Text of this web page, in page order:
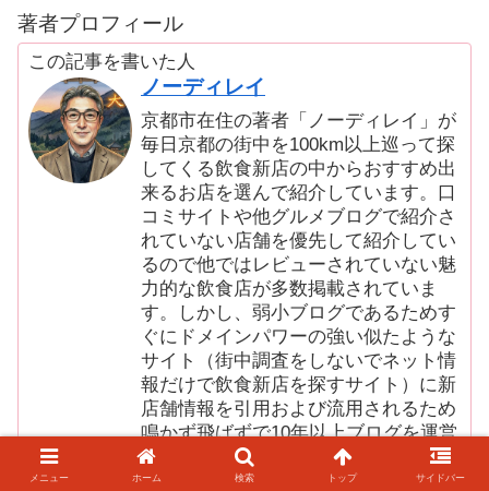
著者プロフィール
この記事を書いた人
ノーディレイ
京都市在住の著者「ノーディレイ」が
毎日京都の街中を100km以上巡って探
してくる飲食新店の中からおすすめ出
来るお店を選んで紹介しています。口
コミサイトや他グルメブログで紹介さ
れていない店舗を優先して紹介してい
るので他ではレビューされていない魅
力的な飲食店が多数掲載されていま
す。しかし、弱小ブログであるためす
ぐにドメインパワーの強い似たような
サイト（街中調査をしないでネット情
報だけで飲食新店を探すサイト）に新
店舗情報を引用および流用されるため
鳴かず飛ばずで10年以上ブログを運営
してきました。毎日の京都街歩きで見
つけて掲載したグルメ（飲食新店）は
メニュー ホーム 検索 トップ サイドバー